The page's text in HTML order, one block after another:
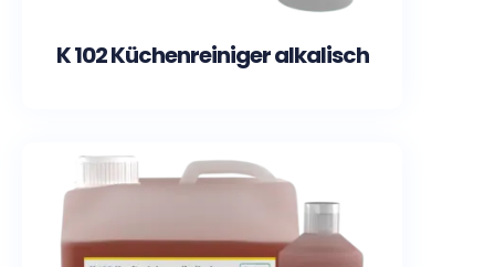
K 102 Küchenreiniger alkalisch